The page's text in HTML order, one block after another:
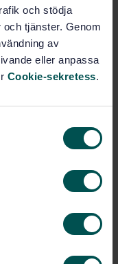
och stödja
tjänster. Genom
av
eller anpassa
Cookie-sekretess.
Pris:1 599 SEK
Lägg i varukorgen
Inerting for